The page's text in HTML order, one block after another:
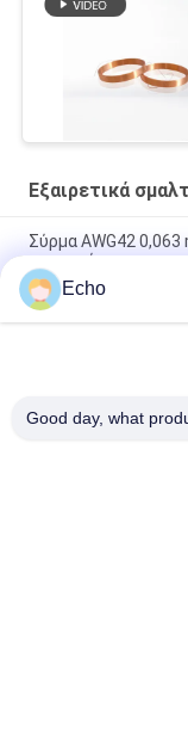
Εξαιρετικά
Σύρμα AWG42 0,063
μινιατούρες
Πολυουρεθάνη
χαλκού για στερεό
Σύρμα μαγνήτη
Echo
Good day, what